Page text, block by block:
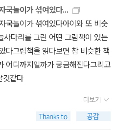
렇게 쉬고, 이렇게 다시 걷습니
다. 초승달은 구름에 가렸다가 드
니다. 가느다란 빗줄기가 듣는가
니다. 물을 가득 채운 논자락 옆을
추지 않습니다. 바로 곁을 지나가
가 묻습니다. “여기 개구리 있어
에는 개구리들이 노랫소리를 뚝 끊
기는지, 이곳에서도 저곳에서도
한 바퀴 빙 돌며 집으로 곧장 들어
국놀이가 섞여있다...
국놀이가 섞여있다아이와 또 비슷
다리를 그린 어떤 그림책이 있는
다그림책을 읽다보면 참 비슷한 책
어디까지일까가 궁금해진다그리고
것같다
더보기